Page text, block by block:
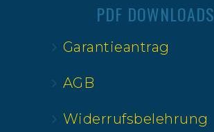
PDF DOWNLOADS
Garantieantrag
AGB
Widerrufsbelehrung